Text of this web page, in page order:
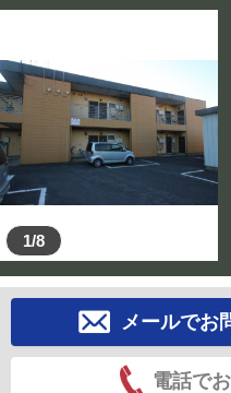
1/8
メールでお
電話で